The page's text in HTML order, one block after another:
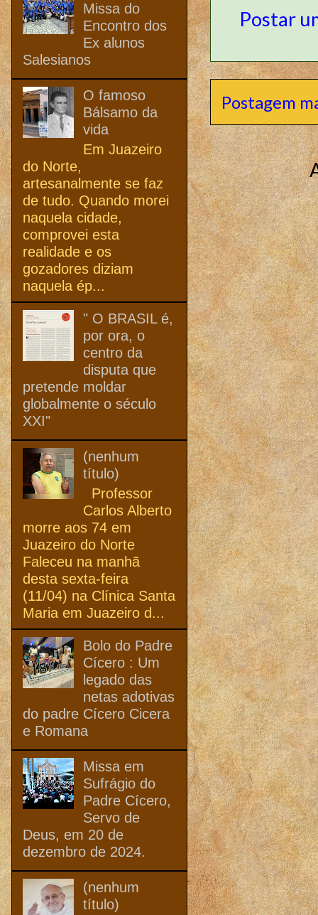
Postar
Postagem
Missa do
Encontro dos
Ex alunos
Salesianos
O famoso
Bálsamo da
vida
Em Juazeiro
do Norte,
artesanalmente se faz
de tudo. Quando morei
naquela cidade,
comprovei esta
realidade e os
gozadores diziam
naquela ép...
" O BRASIL é,
por ora, o
centro da
disputa que
pretende moldar
globalmente o século
XXI"
(nenhum
título)
Professor
Carlos Alberto
morre aos 74 em
Juazeiro do Norte
Faleceu na manhã
desta sexta-feira
(11/04) na Clínica Santa
Maria em Juazeiro d...
Bolo do Padre
Cícero : Um
legado das
netas adotivas
do padre Cícero Cicera
e Romana
Missa em
Sufrágio do
Padre Cícero,
Servo de
Deus, em 20 de
dezembro de 2024.
(nenhum
título)